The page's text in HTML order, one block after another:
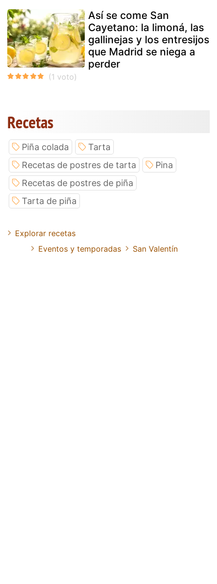
Así se come San
Cayetano: la limoná, las
gallinejas y los entresijos
que Madrid se niega a
perder
Recetas
Piña colada
Tarta
Recetas de postres de tarta
Pina
Recetas de postres de piña
Tarta de piña
Explorar recetas
Eventos y temporadas
San Valentín